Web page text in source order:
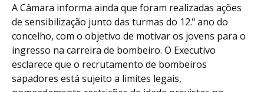
A Câmara informa ainda que foram realizadas ações
de sensibilização junto das turmas do 12.º ano do
concelho, com o objetivo de motivar os jovens para o
ingresso na carreira de bombeiro. O Executivo
esclarece que o recrutamento de bombeiros
sapadores está sujeito a limites legais,